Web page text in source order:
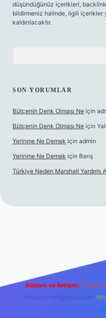
düşündüğünüz içerikleri,
bildirmeniz halinde, ilgili içerikler
kaldırılacaktır.
SON YORUMLAR
Bütçenin Denk Olması Ne için
Bütçenin Denk Olması Ne için
Yerinme Ne Demek için admin
Yerinme Ne Demek için Barış
Türkiye Neden Marshall Yardımı
Reklam ve İletişim: E-mail:
forumhizmeti@gmail.com